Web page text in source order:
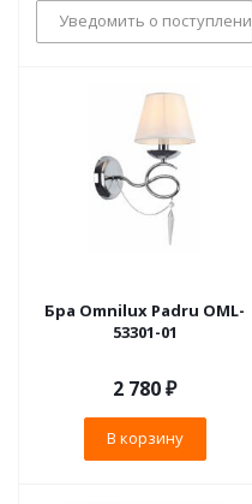
Уведомить о поступлении
Бра Omnilux Padru OML-
53301-01
2 780₽
В корзину